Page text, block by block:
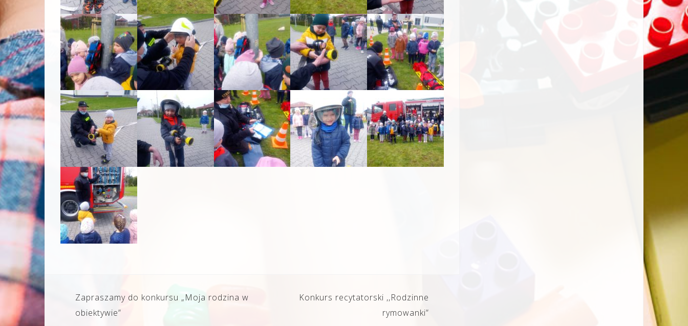
Nawigacja
wpisu
Zapraszamy do konkursu „Moja rodzina w
obiektywie”
Konkurs recytatorski ,,Rodzinne
rymowanki”